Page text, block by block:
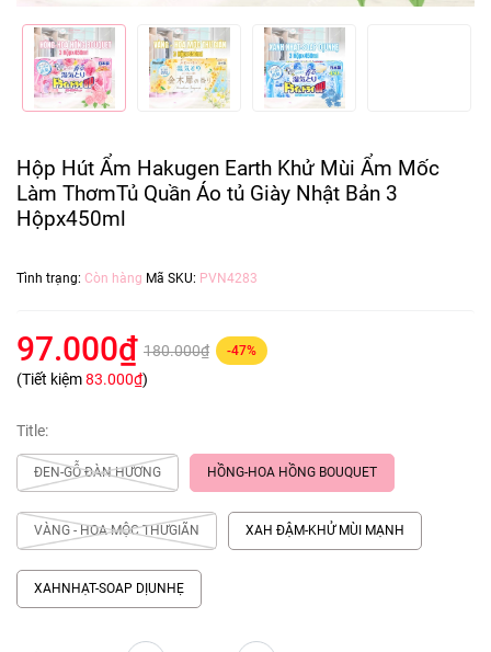
Hộp Hút Ẩm Hakugen Earth Khử Mùi Ẩm Mốc
Làm ThơmTủ Quần Áo tủ Giày Nhật Bản 3
Hộpx450ml
Tình trạng: Còn hàng Mã SKU: PVN4283
97.000₫ 180.000₫ -47%
(Tiết kiệm83.000₫)
Title:
ĐEN-GỖ ĐÀN HƯƠNG HỒNG-HOA HỒNG BOUQUET
VÀNG - HOA MỘC THƯGIÃN XAH ĐẬM-KHỬ MÙI MẠNH
XAHNHẠT-SOAP DỊUNHẸ